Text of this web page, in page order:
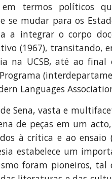
em termos políticos
se mudar para os
a integrar o corpo
(1967), transitando,
na UCSB, até ao
Languages
Sena, vasta e
de peças em um
à crítica e ao ensaio
estabelece um
foram pioneiros,